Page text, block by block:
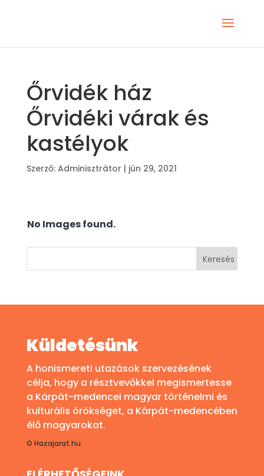
Őrvidék ház
Őrvidéki várak és
kastélyok
Szerző: Adminisztrátor | jún 29, 2021
No Images found.
Küldetésünk
A honismereti utazások szervezésének
célja, hogy a résztvevőkkel megismertesse
a Kárpát-medencei magyar történelmi és
kulturális örökséget, a Kárpát-medencében
élő magyarokat.
© Hazajarat.hu